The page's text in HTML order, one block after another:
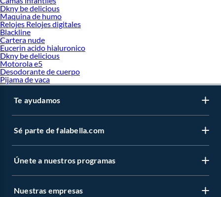
Dkny be delicious
Maquina de humo
Relojes Relojes digitales
Blackline
Cartera nude
Eucerin acido hialuronico
Dkny be delicious
Motorola e5
Desodorante de cuerpo
Pijama de vaca
Te ayudamos
Sé parte de falabella.com
Únete a nuestros programas
Nuestras empresas